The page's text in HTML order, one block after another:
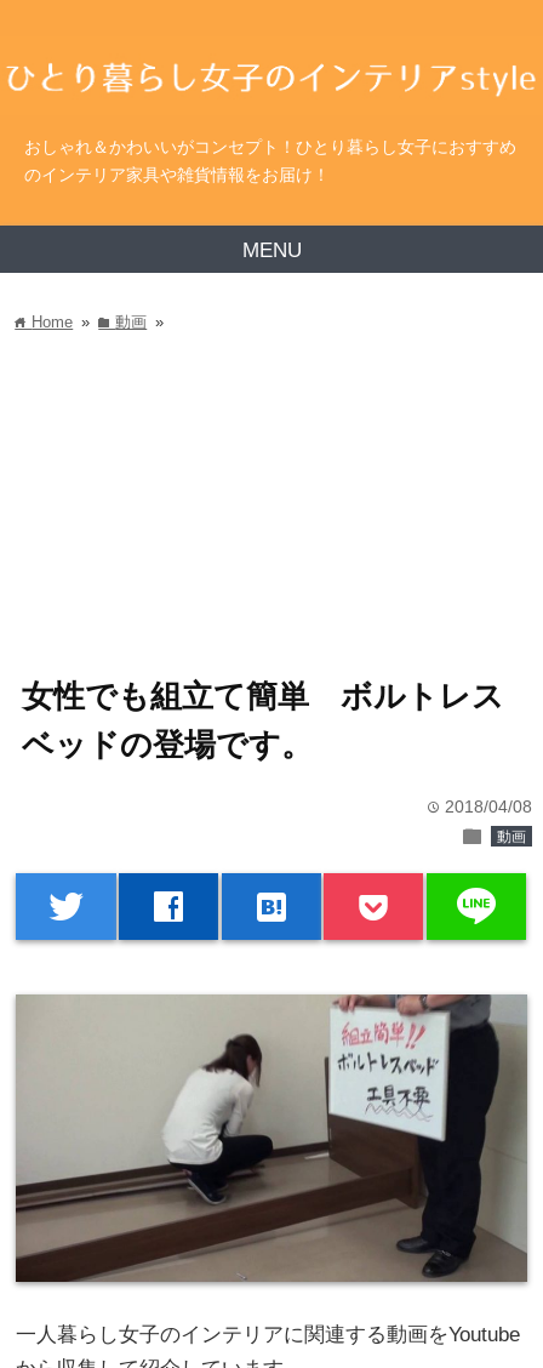
おしゃれ＆かわいいがコンセプト！ひとり暮らし女子におすすめ
のインテリア家具や雑貨情報をお届け！
MENU
home Home » folder動画 »
女性でも組立て簡単 ボルトレス
ベッドの登場です。
time 2018/04/08
folder 動画
twitter facebook hatenabookmark line
一人暮らし女子のインテリアに関連する動画をYoutube